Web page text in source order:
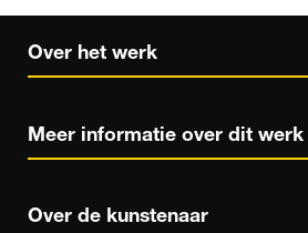
Over het werk
Meer informatie over dit werk
Over de kunstenaar